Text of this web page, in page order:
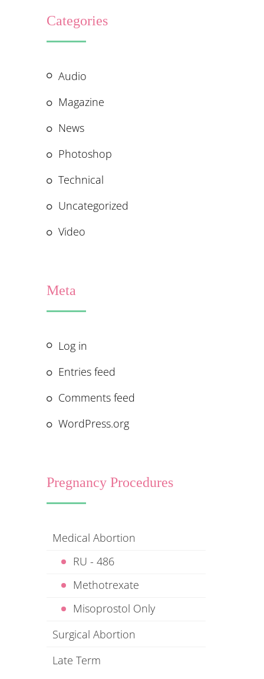
Categories
Audio
Magazine
News
Photoshop
Technical
Uncategorized
Video
Meta
Log in
Entries feed
Comments feed
WordPress.org
Pregnancy Procedures
Medical Abortion
RU - 486
Methotrexate
Misoprostol Only
Surgical Abortion
Late Term